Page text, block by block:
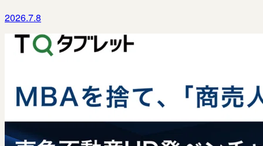
2026.7.8